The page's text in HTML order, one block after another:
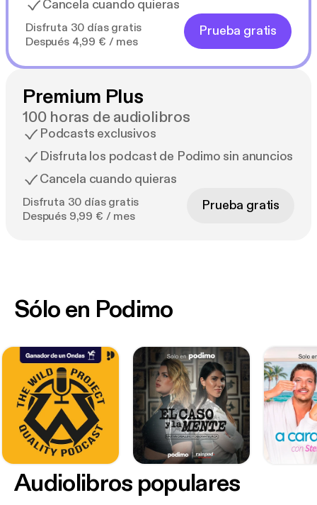
Cancela cuando quieras
Disfruta 30 días gratis
Después 4,99 € / mes
Prueba gratis
Premium Plus
100 horas de audiolibros
Podcasts exclusivos
Disfruta los podcast de Podimo sin anuncios
Cancela cuando quieras
Disfruta 30 días gratis
Después 9,99 € / mes
Prueba gratis
Sólo en Podimo
Audiolibros populares